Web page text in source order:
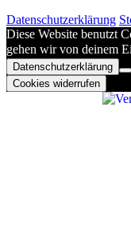
Datenschutzerklärung
Diese Website benutzt
gehen wir von deinem
Datenschutzerklärung
Cookies widerrufen